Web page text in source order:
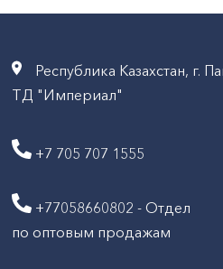
Республика Казахстан, г.
ТД "Империал"
+7 705 707 1555
+77058660802 - Отдел
по оптовым продажам